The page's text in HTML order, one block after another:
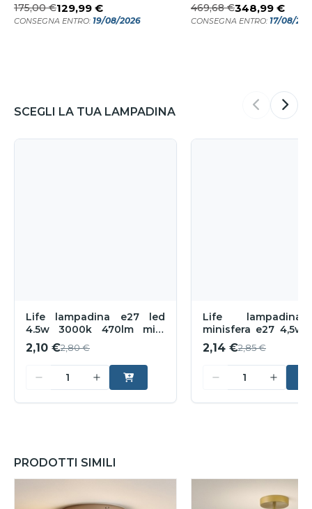
175,00 €129,99 €
CONSEGNA ENTRO: 19/08/2026
469,68 €348,99 €
CONSEGNA ENTRO: 17/08/
SCEGLI LA TUA LAMPADINA
Life lampadina e27 led
4.5w 3000k 470lm mini
sfera bianca
2,10 €2,80 €
Life
minisfera e27 4,5w
470lm milky vetro
2,14 €2,85 €
PRODOTTI SIMILI